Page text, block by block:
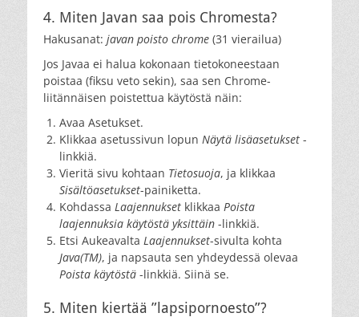
4. Miten Javan saa pois Chromesta?
Hakusanat: javan poisto chrome (31 vierailua)
Jos Javaa ei halua kokonaan tietokoneestaan
poistaa (fiksu veto sekin), saa sen Chrome-
liitännäisen poistettua käytöstä näin:
Avaa Asetukset.
Klikkaa asetussivun lopun Näytä lisäasetukset -
linkkiä.
Vieritä sivu kohtaan Tietosuoja, ja klikkaa
Sisältöasetukset-painiketta.
Kohdassa Laajennukset klikkaa Poista
laajennuksia käytöstä yksittäin -linkkiä.
Etsi Aukeavalta Laajennukset-sivulta kohta
Java(TM), ja napsauta sen yhdeydessä olevaa
Poista käytöstä -linkkiä. Siinä se.
5. Miten kiertää ”lapsipornoesto”?